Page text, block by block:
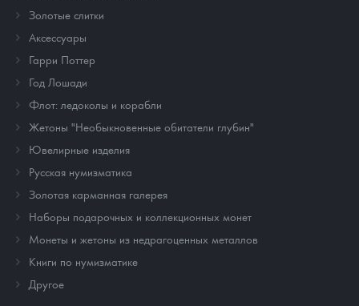
Золотые слитки
Аксессуары
Гарри Поттер
Год Лошади
Флот: ледоколы и корабли
Жетоны "Необыкновенные обитатели глубин"
Ювелирные изделия
Русская нумизматика
Золотая карманная галерея
Наборы подарочных и коллекционных монет
Монеты и жетоны из недрагоценных металлов
Книги по нумизматике
Другое